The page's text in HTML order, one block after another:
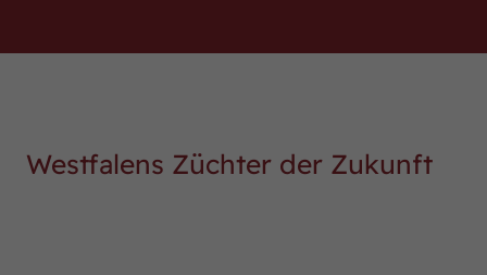
Westfalens Züchter der Zukunft